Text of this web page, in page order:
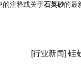
的注释或关于石英砂的最
[行业新闻] 硅